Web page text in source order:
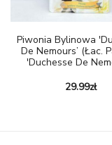
Piwonia Bylinowa
De Nemours’ (Łac.
'Duchesse De
29.99zł